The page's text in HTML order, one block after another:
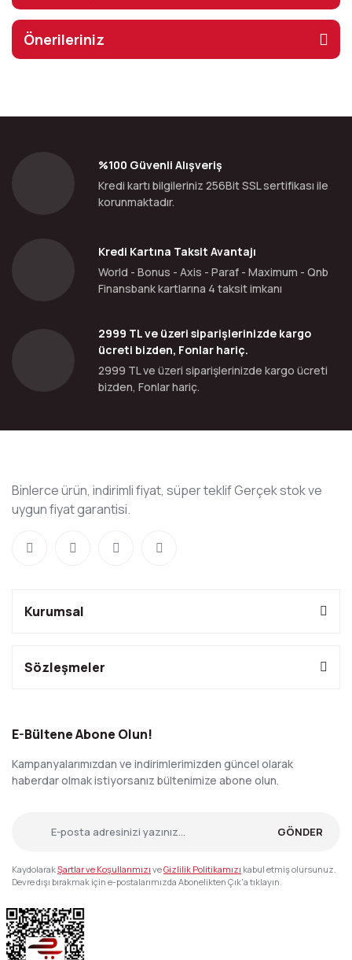
Önerileriniz
%100 Güvenli Alışveriş
Kredi kartı bilgileriniz 256Bit SSL sertifikası ile
korunmaktadır.
Kredi Kartına Taksit Avantajı
World - Bonus - Axis - Paraf - Maximum - Qnb
Finansbank kartlarına 4 taksit imkanı
2999 TL ve üzeri siparişlerinizde kargo
ücreti bizden, Fonlar hariç.
2999 TL ve üzeri siparişlerinizde kargo ücreti
bizden, Fonlar hariç.
Binlerce ürün, indirimli fiyat, süper teklif Gerçek stok ve
uygun fiyat garantisi.
Kurumsal
Sözleşmeler
E-Bültene Abone Olun!
Kampanyalarımızdan ve indirimlerimizden güncel olarak
haberdar olmak istiyorsanız bültenimize abone olun.
GÖNDER
KaydolarakŞartlar ve Koşullarımızı veGizlilik Politikamızı kabul etmiş olursunuz.
Devre dışı bırakmak için e-postalarımızda Abonelikten Çık'a tıklayın.